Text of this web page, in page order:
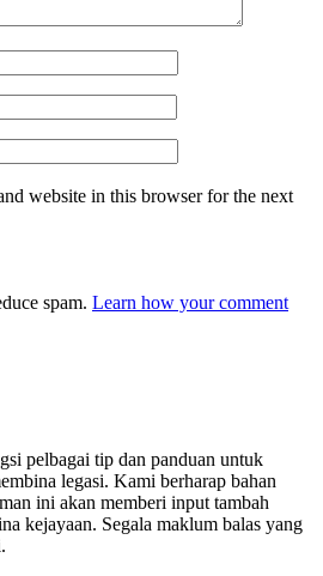
website in this browser for the next
spam. Learn how your comment
pelbagai tip dan panduan untuk
legasi. Kami berharap bahan
ini akan memberi input tambah
kejayaan. Segala maklum balas yang